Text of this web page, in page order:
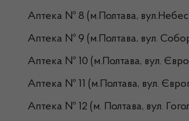
Аптека № 8 (м.Полтава,
Аптека № 9 (м.Полтава, вул.
Аптека № 10 (м.Полтава, вул.
Аптека № 11 (м.Полтава, вул.
Аптека № 12 (м. Полтава, вул.